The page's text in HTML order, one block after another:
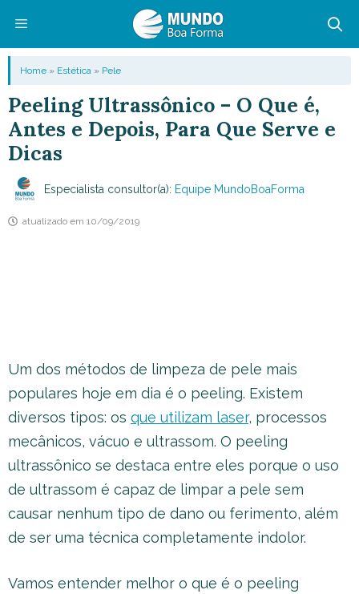
conteúdo
Menu
Home » Estética » Pele
Peeling Ultrassônico – O Que é,
Antes e Depois, Para Que Serve e
Dicas
Especialista consultor(a): Equipe MundoBoaForma
atualizado em 10/09/2019
Um dos métodos de limpeza de pele mais
populares hoje em dia é o peeling. Existem
diversos tipos: os que utilizam laser, processos
mecânicos, vácuo e ultrassom. O peeling
ultrassônico se destaca entre eles porque o uso
de ultrassom é capaz de limpar a pele sem
causar nenhum tipo de dano ou ferimento, além
de ser uma técnica completamente indolor.
Vamos entender melhor o que é o peeling